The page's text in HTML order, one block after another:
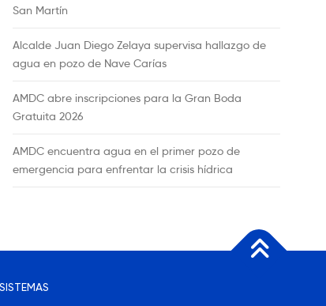
San Martín
Alcalde Juan Diego Zelaya supervisa hallazgo de
agua en pozo de Nave Carías
AMDC abre inscripciones para la Gran Boda
Gratuita 2026
AMDC encuentra agua en el primer pozo de
emergencia para enfrentar la crisis hídrica